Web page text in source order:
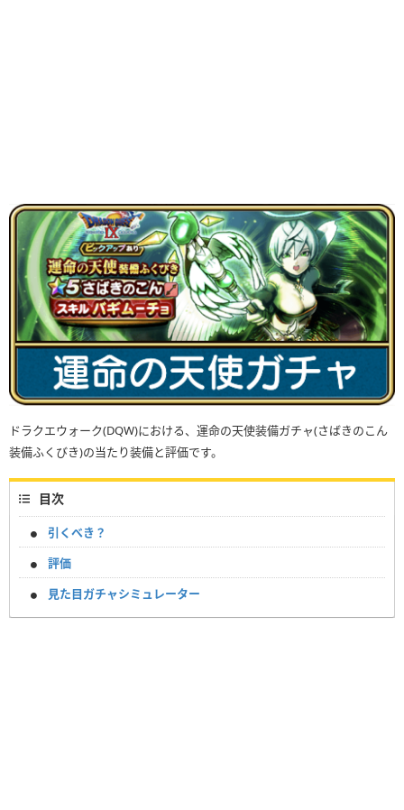
ドラクエウォーク(DQW)における、運命の天使装備ガチャ(さばきのこん
装備ふくびき)の当たり装備と評価です。
目次
引くべき？
評価
見た目ガチャシミュレーター